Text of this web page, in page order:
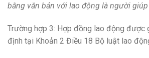
bằng văn bản với lao động là người
Trường hợp 3: Hợp đồng lao động được
định tại Khoản 2 Điều 18 Bộ luật lao